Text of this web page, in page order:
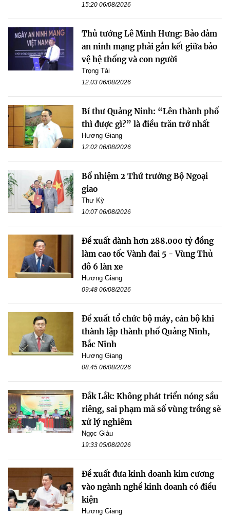
15:20 06/08/2026
Thủ tướng Lê Minh Hưng: Bảo đảm
an ninh mạng phải gắn kết giữa bảo
vệ hệ thống và con người
Trọng Tài
12:03 06/08/2026
Bí thư Quảng Ninh: “Lên thành phố
thì được gì?” là điều trăn trở nhất
Hương Giang
12:02 06/08/2026
Bổ nhiệm 2 Thứ trưởng Bộ Ngoại
giao
Thư Kỳ
10:07 06/08/2026
Đề xuất dành hơn 288.000 tỷ đồng
làm cao tốc Vành đai 5 - Vùng Thủ
đô 6 làn xe
Hương Giang
09:48 06/08/2026
Đề xuất tổ chức bộ máy, cán bộ khi
thành lập thành phố Quảng Ninh,
Bắc Ninh
Hương Giang
08:45 06/08/2026
Đắk Lắk: Không phát triển nóng sầu
riêng, sai phạm mã số vùng trồng sẽ
xử lý nghiêm
Ngọc Giàu
19:33 05/08/2026
Đề xuất đưa kinh doanh kim cương
vào ngành nghề kinh doanh có điều
kiện
Hương Giang